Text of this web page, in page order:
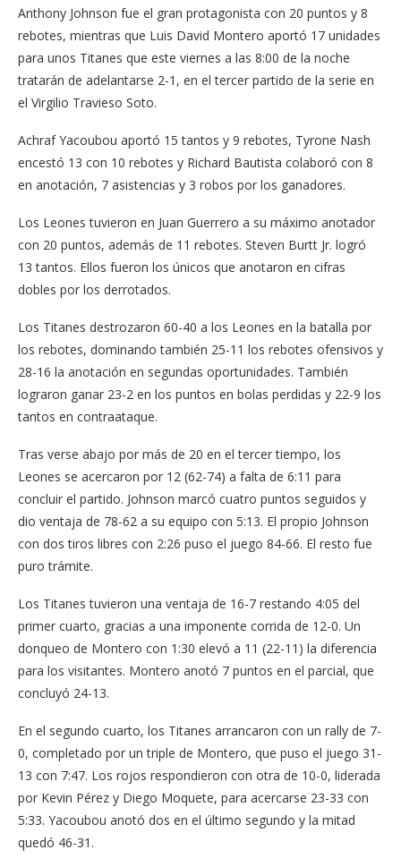
Anthony Johnson fue el gran protagonista con 20 puntos y 8
rebotes, mientras que Luis David Montero aportó 17 unidades
para unos Titanes que este viernes a las 8:00 de la noche
tratarán de adelantarse 2-1, en el tercer partido de la serie en
el Virgilio Travieso Soto.
Achraf Yacoubou aportó 15 tantos y 9 rebotes, Tyrone Nash
encestó 13 con 10 rebotes y Richard Bautista colaboró con 8
en anotación, 7 asistencias y 3 robos por los ganadores.
Los Leones tuvieron en Juan Guerrero a su máximo anotador
con 20 puntos, además de 11 rebotes. Steven Burtt Jr. logró
13 tantos. Ellos fueron los únicos que anotaron en cifras
dobles por los derrotados.
Los Titanes destrozaron 60-40 a los Leones en la batalla por
los rebotes, dominando también 25-11 los rebotes ofensivos y
28-16 la anotación en segundas oportunidades. También
lograron ganar 23-2 en los puntos en bolas perdidas y 22-9 los
tantos en contraataque.
Tras verse abajo por más de 20 en el tercer tiempo, los
Leones se acercaron por 12 (62-74) a falta de 6:11 para
concluir el partido. Johnson marcó cuatro puntos seguidos y
dio ventaja de 78-62 a su equipo con 5:13. El propio Johnson
con dos tiros libres con 2:26 puso el juego 84-66. El resto fue
puro trámite.
Los Titanes tuvieron una ventaja de 16-7 restando 4:05 del
primer cuarto, gracias a una imponente corrida de 12-0. Un
donqueo de Montero con 1:30 elevó a 11 (22-11) la diferencia
para los visitantes. Montero anotó 7 puntos en el parcial, que
concluyó 24-13.
En el segundo cuarto, los Titanes arrancaron con un rally de 7-
0, completado por un triple de Montero, que puso el juego 31-
13 con 7:47. Los rojos respondieron con otra de 10-0, liderada
por Kevin Pérez y Diego Moquete, para acercarse 23-33 con
5:33. Yacoubou anotó dos en el último segundo y la mitad
quedó 46-31.